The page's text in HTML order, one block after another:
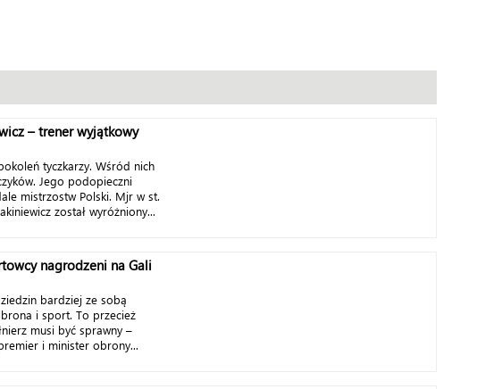
– trener wyjątkowy
tyczkarzy. Wśród nich
Jego podopieczni
mistrzostw Polski. Mjr w st.
został wyróżniony...
nagrodzeni na Gali
bardziej ze sobą
i sport. To przecież
musi być sprawny –
i minister obrony...